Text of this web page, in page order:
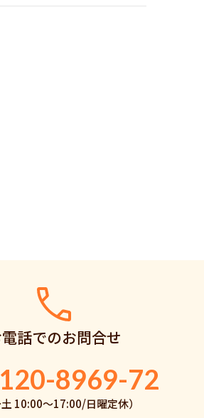
話でのお問合せ
8969-72
土 10:00〜17:00/日曜定休）